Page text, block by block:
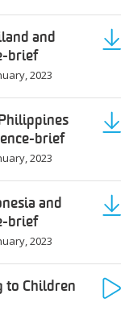
and
brief
2023
brief
2023
and
brief
2023
to Children